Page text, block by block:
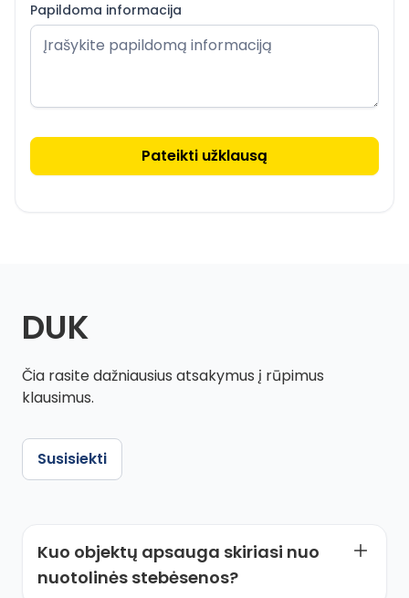
Papildoma informacija
DUK
Čia rasite dažniausius atsakymus į rūpimus
klausimus.
Susisiekti
Kuo objektų apsauga skiriasi nuo
nuotolinės stebėsenos?